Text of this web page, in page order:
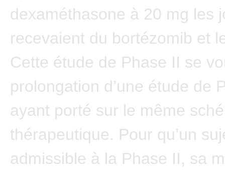
dexaméthasone à 20 mg les
recevaient du bortézomib et
Cette étude de Phase II se
prolongation d’une étude de
ayant porté sur le même
thérapeutique. Pour qu’un
admissible à la Phase II, sa